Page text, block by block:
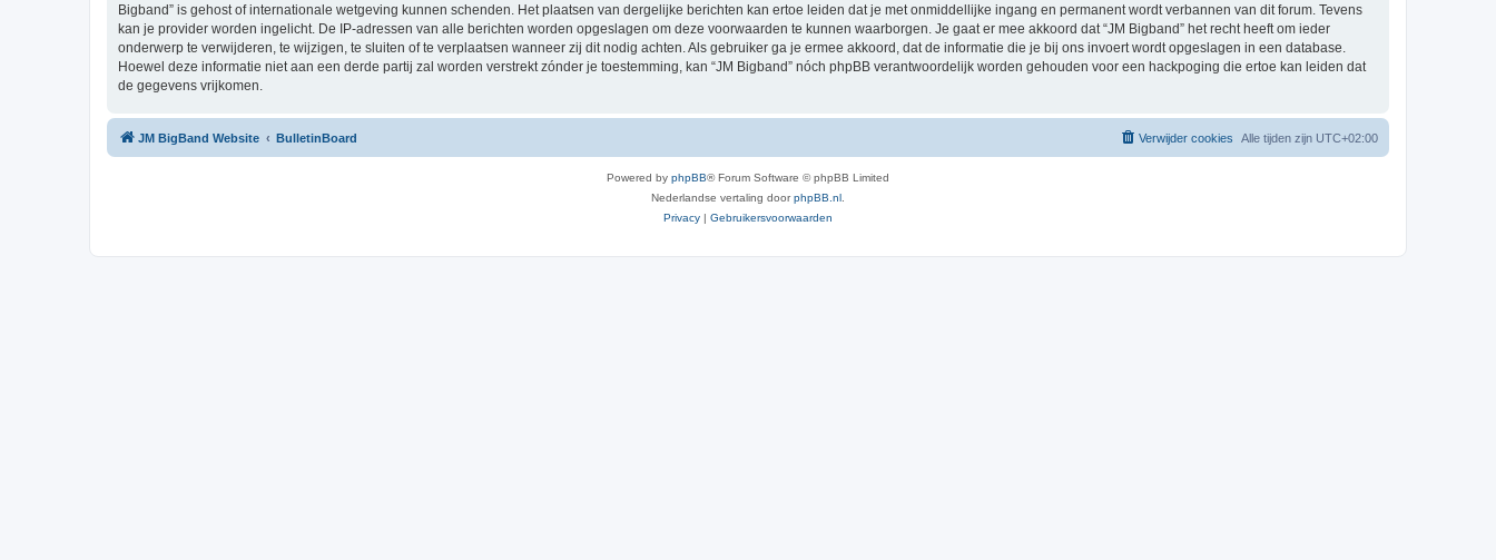
Bigband” is gehost of internationale wetgeving kunnen schenden. Het plaatsen van dergelijke berichten kan ertoe leiden dat je met onmiddellijke ingang en permanent wordt verbannen van dit forum. Tevens
kan je provider worden ingelicht. De IP-adressen van alle berichten worden opgeslagen om deze voorwaarden te kunnen waarborgen. Je gaat er mee akkoord dat “JM Bigband” het recht heeft om ieder
onderwerp te verwijderen, te wijzigen, te sluiten of te verplaatsen wanneer zij dit nodig achten. Als gebruiker ga je ermee akkoord, dat de informatie die je bij ons invoert wordt opgeslagen in een database.
Hoewel deze informatie niet aan een derde partij zal worden verstrekt zónder je toestemming, kan “JM Bigband” nóch phpBB verantwoordelijk worden gehouden voor een hackpoging die ertoe kan leiden dat
de gegevens vrijkomen.
JM BigBand Website BulletinBoard Alle tijden zijn UTC+02:00
Verwijder cookies
Powered by phpBB® Forum Software © phpBB Limited
Nederlandse vertaling doorphpBB.nl
Privacy | Gebruikersvoorwaarden